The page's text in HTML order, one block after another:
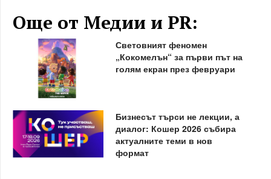
Още от Медии и PR:
Световният феномен
„Кокомелън“ за първи път на
голям екран през февруари
Бизнесът търси не лекции, а
диалог: Кошер 2026 събира
актуалните теми в нов
формат